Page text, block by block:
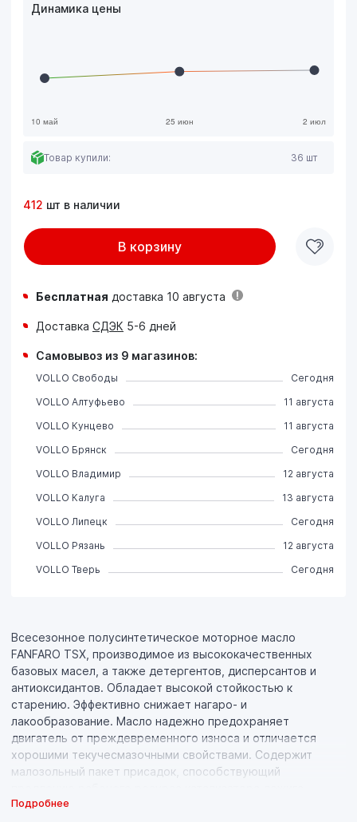
Всесезонное полусинтетическое моторное масло
FANFARO TSX, производимое из высококачественных
базовых масел, а также детергентов, дисперсантов и
антиоксидантов. Обладает высокой стойкостью к
старению. Эффективно снижает нагаро- и
лакообразование. Масло надежно предохраняет
двигатель от преждевременного износа и отличается
хорошими текучесмазочными свойствами. Содержит
малозольный пакет присадок, способствующий
отработавших газов. Масло предназначается для
Подробнее
Динамика цены
Товар купили: 36 шт
412 шт в наличии
В корзину
Бесплатная доставка 10 августа
Доставка СДЭК 5-6 дней
Самовывоз из 9 магазинов:
VOLLO Свободы
Сегодня
VOLLO Алтуфьево
11 августа
VOLLO Кунцево
11 августа
VOLLO Брянск
Сегодня
VOLLO Владимир
12 августа
VOLLO Калуга
13 августа
VOLLO Липецк
Сегодня
VOLLO Рязань
12 августа
VOLLO Тверь
Сегодня